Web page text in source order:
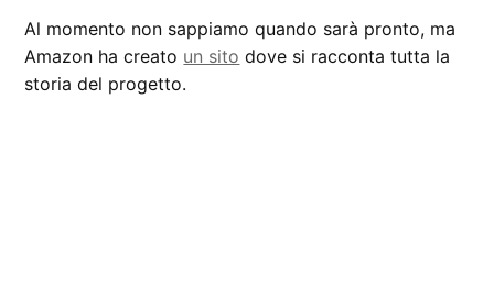
Al momento non sappiamo quando sarà pronto, ma
Amazon ha creato un sito dove si racconta tutta la
storia del progetto.